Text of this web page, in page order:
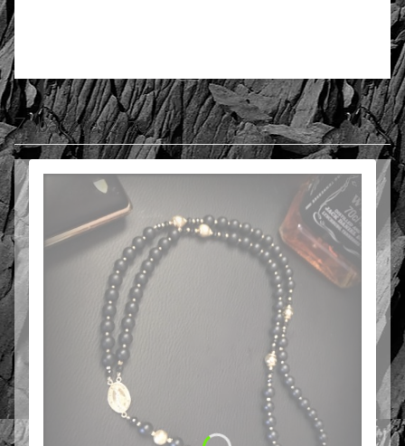
Zobacz jeszcze